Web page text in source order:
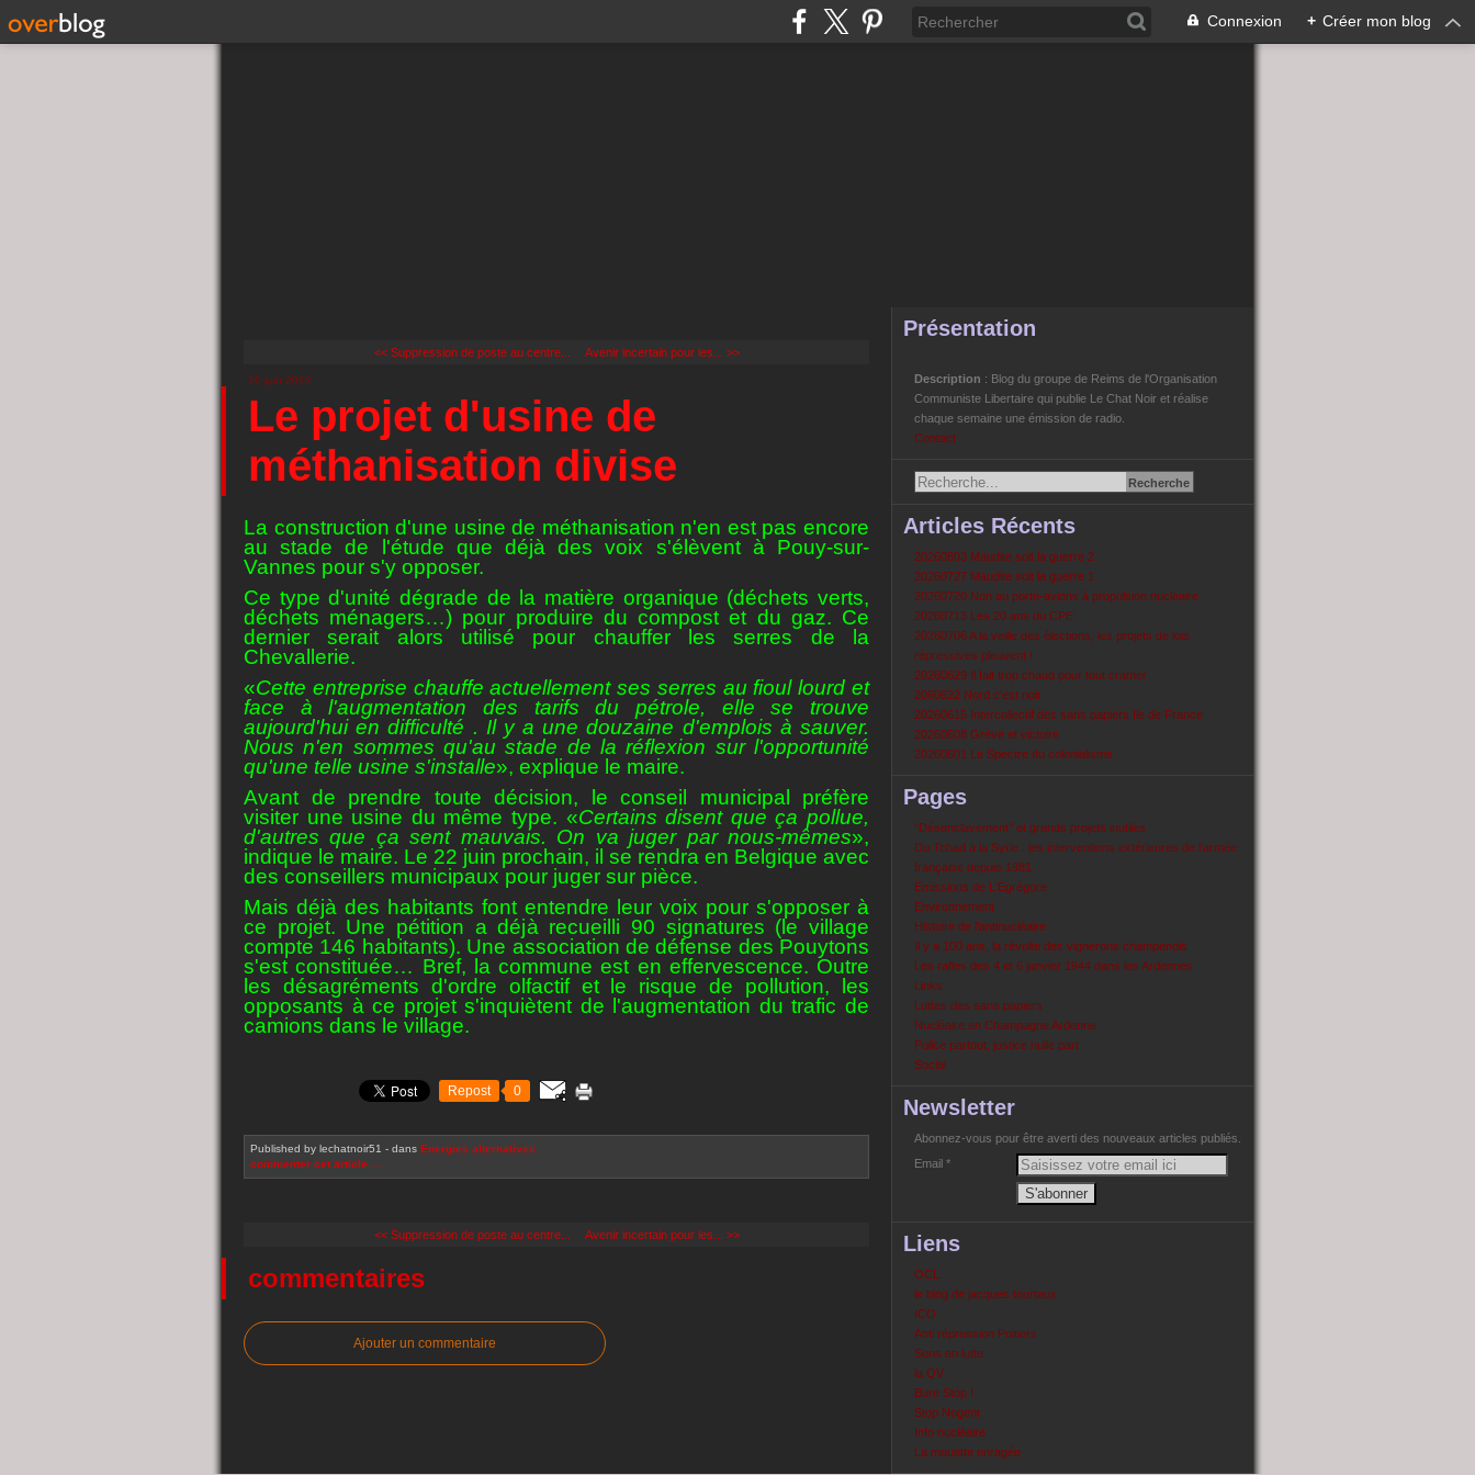
Connexion + Créer mon blog
<< Suppression de poste au centre... Avenir incertain pour les... >>
10 juin 2012
Le projet d'usine de
méthanisation divise
La construction d'une usine de méthanisation n'en est pas encore
au stade de l'étude que déjà des voix s'élèvent à Pouy-sur-
Vannes pour s'y opposer.
Ce type d'unité dégrade de la matière organique (déchets verts,
déchets ménagers…) pour produire du compost et du gaz. Ce
dernier serait alors utilisé pour chauffer les serres de la
Chevallerie.
«Cette entreprise chauffe actuellement ses serres au fioul lourd et
face à l'augmentation des tarifs du pétrole, elle se trouve
aujourd'hui en difficulté . Il y a une douzaine d'emplois à sauver.
Nous n'en sommes qu'au stade de la réflexion sur l'opportunité
qu'une telle usine s'installe», explique le maire.
Avant de prendre toute décision, le conseil municipal préfère
visiter une usine du même type. «Certains disent que ça pollue,
d'autres que ça sent mauvais. On va juger par nous-mêmes»,
indique le maire. Le 22 juin prochain, il se rendra en Belgique avec
des conseillers municipaux pour juger sur pièce.
Mais déjà des habitants font entendre leur voix pour s'opposer à
ce projet. Une pétition a déjà recueilli 90 signatures (le village
compte 146 habitants). Une association de défense des Pouytons
s'est constituée… Bref, la commune est en effervescence. Outre
les désagréments d'ordre olfactif et le risque de pollution, les
opposants à ce projet s'inquiètent de l'augmentation du trafic de
camions dans le village.
Repost 0
Published by lechatnoir51 - dans Energies alternatives
commenter cet article
<< Suppression de poste au centre... Avenir incertain pour les... >>
commentaires
Ajouter un commentaire
Présentation
Description : Blog du groupe de Reims de l'Organisation
Communiste Libertaire qui publie Le Chat Noir et réalise
chaque semaine une émission de radio.
Contact
Articles Récents
20260803 Maudite soit la guerre 2
20260727 Maudite soit la guerre 1
20260720 Non au porte-avions à propulsion nucléaire
20260713 Les 20 ans du CPE
20260706 A la veille des élections, les projets de lois
répressives pleuvent !
20260629 Il fait trop chaud pour tout cramer
2060622 Nord c’est noir
20260615 Intercollectif des sans papiers Ile de France
20260608 Grève et victoire
20260601 Le Spectre du colonialisme
Pages
‘‘Désenclavement’’ et grands projets inutiles
Du Tchad à la Syrie : les interventions extérieures de l’armée
française depuis 1981
Emissions de L'Egrégore
Environnement
Histoire de l'antinucléaire
Il y a 100 ans, la révolte des vignerons champenois
Les rafles des 4 et 6 janvier 1944 dans les Ardennes
Links
Luttes des sans papiers
Nucléaire en Champagne Ardenne
Police partout, justice nulle part
Social
Newsletter
Abonnez-vous pour être averti des nouveaux articles publiés.
Email
Liens
OCL
le blog de jacques tourtaux
ICO
Anti répression Poitiers
Sons en lutte
la QV
Bure Stop !
Stop Nogent
Info nucléaire
La mouette enragée